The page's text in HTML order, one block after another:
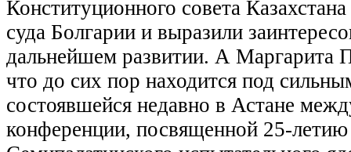
Конституционного совета
суда Болгарии и выразили
дальнейшем развитии. А Маргарита
что до сих пор находится под
состоявшейся недавно в Астане
конференции, посвященной 25-­летию